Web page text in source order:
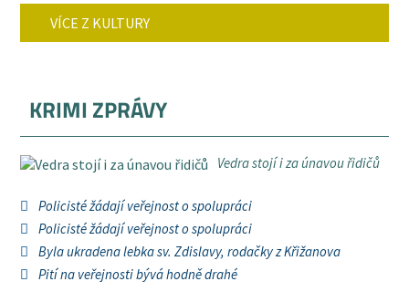
VÍCE Z KULTURY
KRIMI ZPRÁVY
Vedra stojí i za únavou řidičů
Policisté žádají veřejnost o spolupráci
Policisté žádají veřejnost o spolupráci
Byla ukradena lebka sv. Zdislavy, rodačky z Křižanova
Pití na veřejnosti bývá hodně drahé